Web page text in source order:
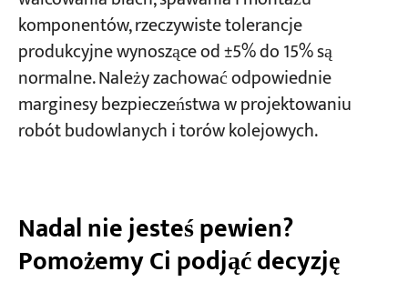
komponentów, rzeczywiste tolerancje
produkcyjne wynoszące od ±5% do 15% są
normalne. Należy zachować odpowiednie
marginesy bezpieczeństwa w projektowaniu
robót budowlanych i torów kolejowych.
Nadal nie jesteś pewien?
Pomożemy Ci podjąć decyzję